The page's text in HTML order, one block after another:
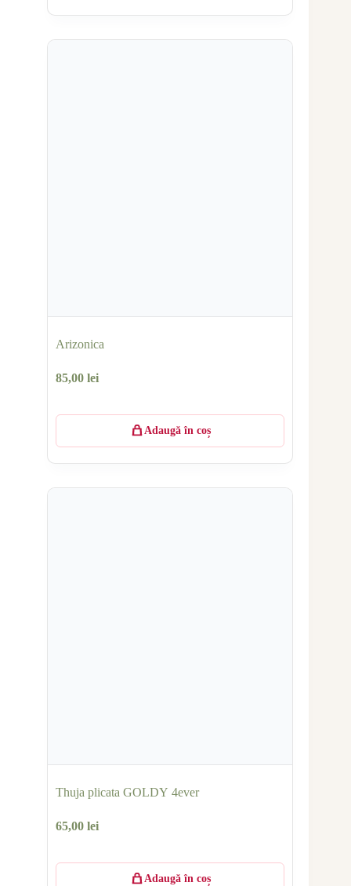
Arizonica
85,00 lei
Adaugă în coș
Thuja plicata GOLDY 4ever
65,00 lei
Adaugă în coș